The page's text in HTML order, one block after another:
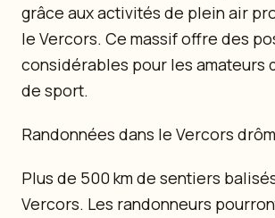
grâce aux activités de plein air
le Vercors. Ce massif offre des
considérables pour les amateurs
de sport.
Randonnées dans le Vercors
Plus de 500 km de sentiers
Vercors. Les randonneurs